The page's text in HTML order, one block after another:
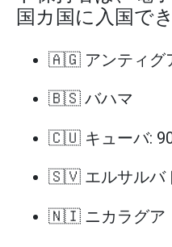
国カ国に入国で
🇦🇬 アンティグ
🇧🇸 バハマ
🇨🇺 キューバ:
🇸🇻 エルサルバ
🇳🇮 ニカラグア